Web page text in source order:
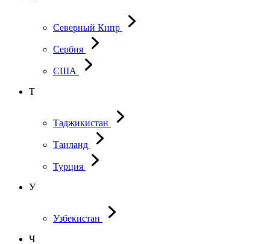
Северный Кипр
Сербия
США
Т
Таджикистан
Таиланд
Турция
У
Узбекистан
Ч